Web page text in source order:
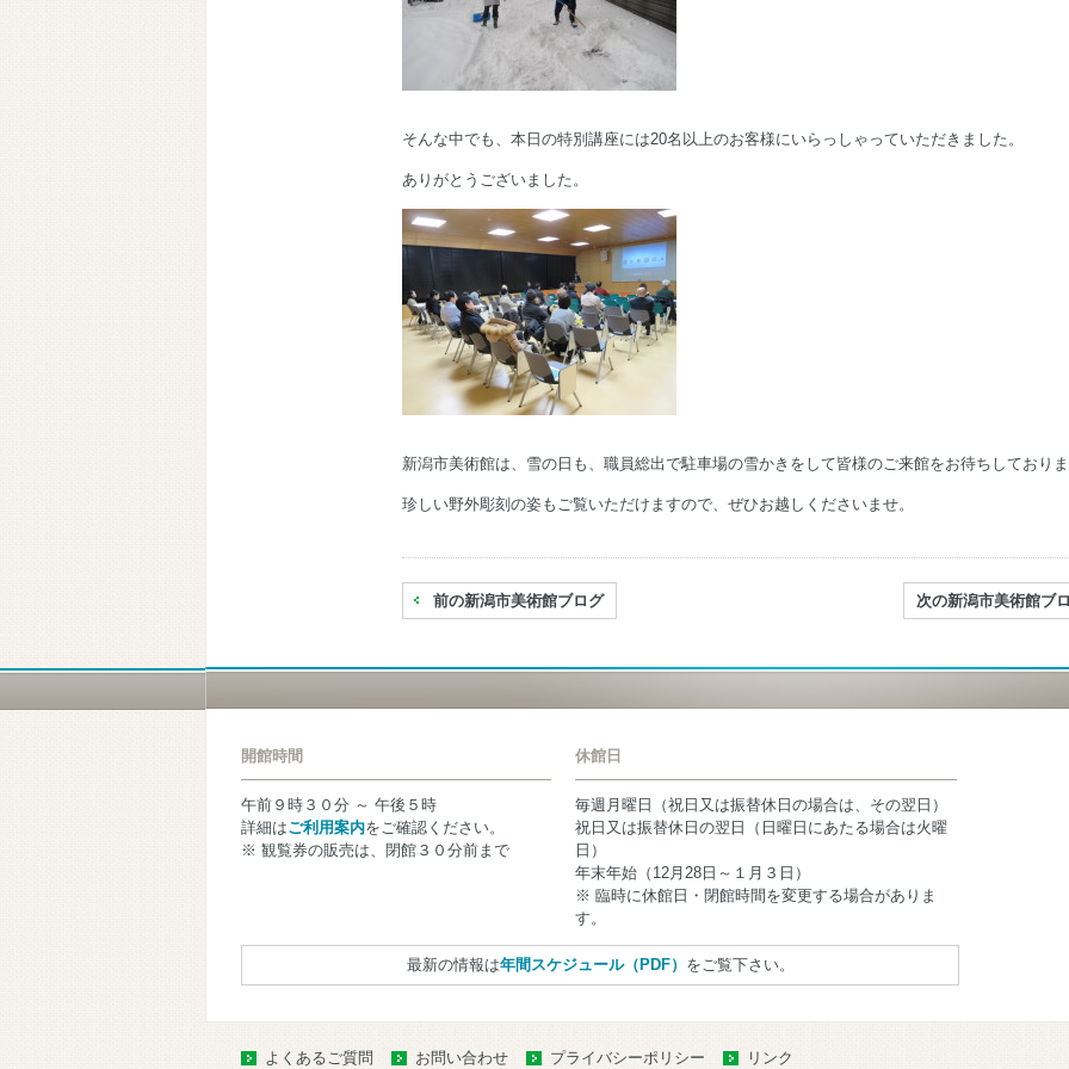
そんな中でも、本日の特別講座には20名以上のお客様にいらっしゃっていただきました。
ありがとうございました。
新潟市美術館は、雪の日も、職員総出で駐車場の雪かきをして皆様のご来館をお待ちしており
珍しい野外彫刻の姿もご覧いただけますので、ぜひお越しくださいませ。
前の新潟市美術館ブログ 次の新潟市美術館ブ
開館時間
午前９時３０分 ～ 午後５時
詳細はご利用案内をご確認ください。
※ 観覧券の販売は、閉館３０分前まで
休館日
毎週月曜日（祝日又は振替休日の場合は、その翌日）
祝日又は振替休日の翌日（日曜日にあたる場合は火曜
日）
年末年始（12月28日～１月３日）
※ 臨時に休館日・閉館時間を変更する場合がありま
す。
最新の情報は年間スケジュール（PDF） をご覧下さい。
よくあるご質問 お問い合わせ プライバシーポリシー リンク